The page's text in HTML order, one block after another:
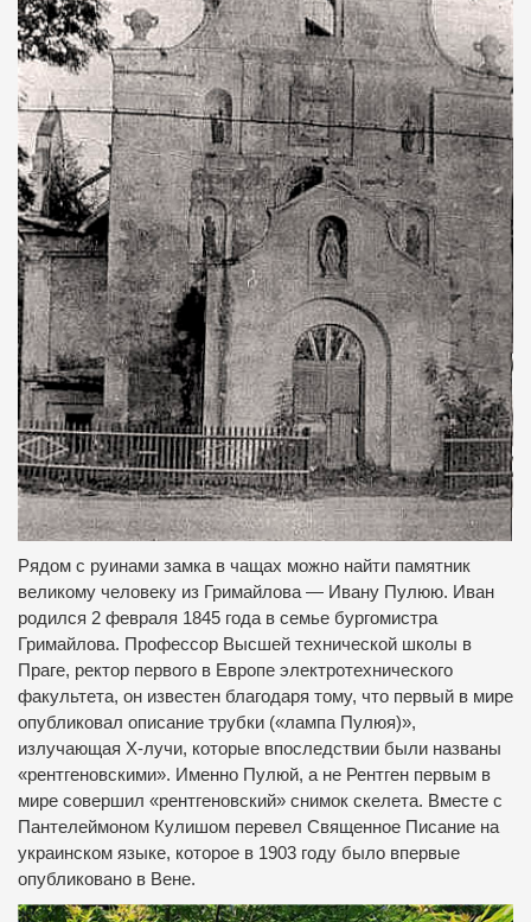
Рядом с руинами замка в чащах можно найти памятник
великому человеку из Гримайлова — Ивану Пулюю. Иван
родился 2 февраля 1845 года в семье бургомистра
Гримайлова. Профессор Высшей технической школы в
Праге, ректор первого в Европе электротехнического
факультета, он известен благодаря тому, что первый в мире
опубликовал описание трубки («лампа Пулюя)»,
излучающая Х-лучи, которые впоследствии были названы
«рентгеновскими». Именно Пулюй, а не Рентген первым в
мире совершил «рентгеновский» снимок скелета. Вместе с
Пантелеймоном Кулишом перевел Священное Писание на
украинском языке, которое в 1903 году было впервые
опубликовано в Вене.